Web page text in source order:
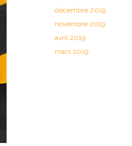
décembre 2019
novembre 2019
avril 2019
mars 2019